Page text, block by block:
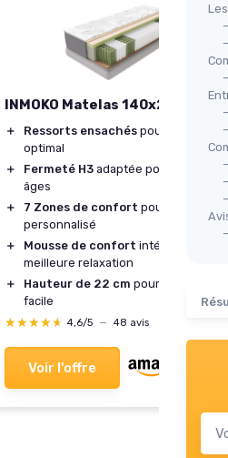
INMOKO Matelas 140x200 cm
＋ Ressorts ensachés pour un confort
optimal
＋
Fermeté H3 adaptée pour tous les
âges
＋
7 Zones de confort pour un soutien
personnalisé
＋
Mousse de confort intégrée pour
meilleure relaxation
＋
Hauteur de 22 cm pour un accès
facile
★★★★★
★★★★★ 4,6/5 — 48 avis
Voir l'offre